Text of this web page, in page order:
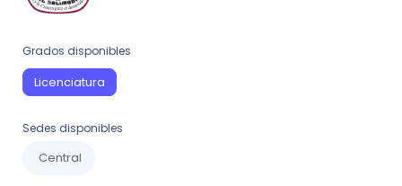
Grados disponibles
Licenciatura
Sedes disponibles
Central